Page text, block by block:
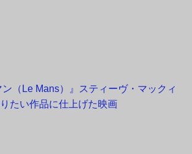
ン（Le Mans）』スティーヴ・マックィ
たい作品に仕上げた映画